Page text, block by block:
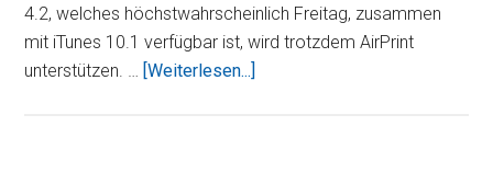
4.2, welches höchstwahrscheinlich Freitag, zusammen
mit iTunes 10.1 verfügbar ist, wird trotzdem AirPrint
unterstützen. … [Weiterlesen...]